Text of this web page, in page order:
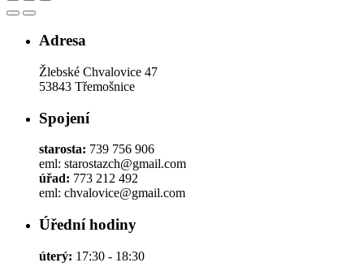
Adresa
Žlebské Chvalovice 47
53843 Třemošnice
Spojení
starosta: 739 756 906
eml: starostazch@gmail.com
úřad: 773 212 492
eml: chvalovice@gmail.com
Úřední hodiny
úterý: 17:30 - 18:30